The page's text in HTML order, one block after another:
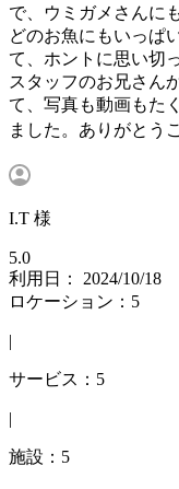
で、ウミガメさんに
どのお魚にもいっぱ
て、ホントに思い切
スタッフのお兄さん
て、写真も動画もた
ました。ありがとう
I.T 様
5.0
利用日： 2024/10/18
ロケーション：5
|
サービス：5
|
施設：5